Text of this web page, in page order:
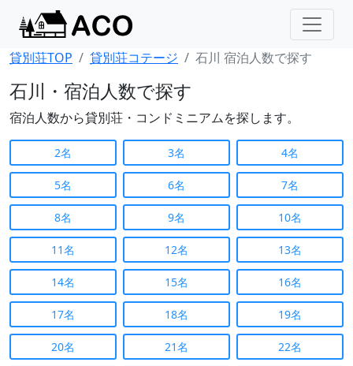
貸別荘TOP 貸別荘コテージ 石川 宿泊人数で探す
石川・宿泊人数で探す
宿泊人数から貸別荘・コンドミニアムを探します。
2名 3名 4名
5名 6名 7名
8名 9名 10名
11名 12名 13名
14名 15名 16名
17名 18名 19名
20名 21名 22名